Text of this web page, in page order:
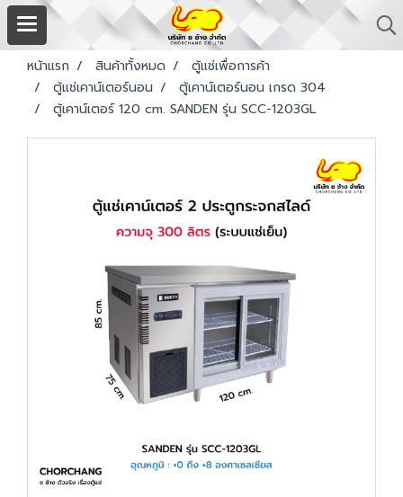
หน้าแรก สินค้าทั้งหมด
ตู้แช่เพื่อการค้า
ตู้แช่เคาน์เตอร์นอน
ตู้เคาน์เตอร์นอน เกรด 304
ตู้เคาน์เตอร์ 120 cm. SANDEN รุ่น SCC-1203GL